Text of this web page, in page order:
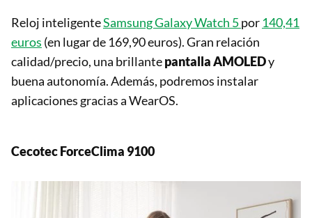
Reloj inteligenteSamsung Galaxy Watch 5por 140,41
euros (en lugar de 169,90 euros). Gran relación
calidad/precio, una brillantepantalla AMOLEDy
buena autonomía. Además, podremos instalar
aplicaciones gracias a WearOS.
Cecotec ForceClima 9100